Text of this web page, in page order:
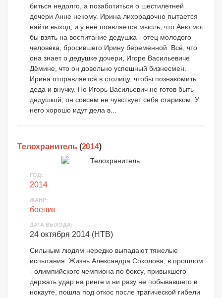
биться недолго, а позаботиться о шестилетней
дочери Анне некому. Ирина лихорадочно пытается
найти выход, и у неё появляется мысль, что Аню мог
бы взять на воспитание дедушка - отец молодого
человека, бросившего Ирину беременной. Всё, что
она знает о дедушке дочери, Игоре Васильевиче
Дёмине, что он довольно успешный бизнесмен.
Ирина отправляется в столицу, чтобы познакомить
деда и внучку. Но Игорь Васильевич не готов быть
дедушкой, он совсем не чувствует себя стариком. У
него хорошо идут дела в...
Телохранитель (2014)
ГОД:
2014
ЖАНР:
боевик
ДАТА ВЫХОДА:
24 октября 2014 (НТВ)
Сильным людям нередко выпадают тяжелые
испытания. Жизнь Александра Соколова, в прошлом
- олимпийского чемпиона по боксу, привыкшего
держать удар на ринге и ни разу не побывавшего в
нокауте, пошла под откос после трагической гибели